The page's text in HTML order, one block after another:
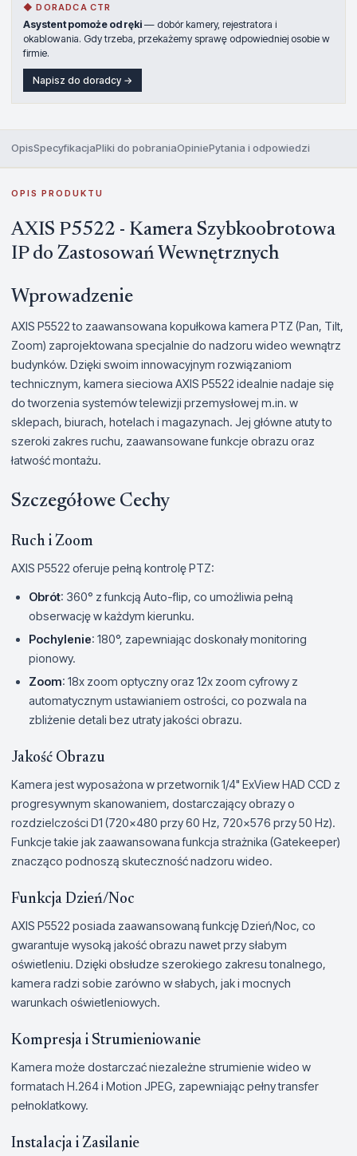
◆ DORADCA CTR
Asystent pomoże od ręki — dobór kamery, rejestratora i
okablowania. Gdy trzeba, przekażemy sprawę odpowiedniej osobie w
firmie.
Napisz do doradcy →
OpisSpecyfikacjaPliki do pobraniaOpiniePytania i odpowiedzi
OPIS PRODUKTU
AXIS P5522 - Kamera Szybkoobrotowa
IP do Zastosowań Wewnętrznych
Wprowadzenie
AXIS P5522 to zaawansowana kopułkowa kamera PTZ (Pan, Tilt,
Zoom) zaprojektowana specjalnie do nadzoru wideo wewnątrz
budynków. Dzięki swoim innowacyjnym rozwiązaniom
technicznym, kamera sieciowa AXIS P5522 idealnie nadaje się
do tworzenia systemów telewizji przemysłowej m.in. w
sklepach, biurach, hotelach i magazynach. Jej główne atuty to
szeroki zakres ruchu, zaawansowane funkcje obrazu oraz
łatwość montażu.
Szczegółowe Cechy
Ruch i Zoom
AXIS P5522 oferuje pełną kontrolę PTZ:
Obrót: 360° z funkcją Auto-flip, co umożliwia pełną
obserwację w każdym kierunku.
Pochylenie: 180°, zapewniając doskonały monitoring
pionowy.
Zoom: 18x zoom optyczny oraz 12x zoom cyfrowy z
automatycznym ustawianiem ostrości, co pozwala na
zbliżenie detali bez utraty jakości obrazu.
Jakość Obrazu
Kamera jest wyposażona w przetwornik 1/4" ExView HAD CCD z
progresywnym skanowaniem, dostarczający obrazy o
rozdzielczości D1 (720x480 przy 60 Hz, 720x576 przy 50 Hz).
Funkcje takie jak zaawansowana funkcja strażnika (Gatekeeper)
znacząco podnoszą skuteczność nadzoru wideo.
Funkcja Dzień/Noc
AXIS P5522 posiada zaawansowaną funkcję Dzień/Noc, co
gwarantuje wysoką jakość obrazu nawet przy słabym
oświetleniu. Dzięki obsłudze szerokiego zakresu tonalnego,
kamera radzi sobie zarówno w słabych, jak i mocnych
warunkach oświetleniowych.
Kompresja i Strumieniowanie
Kamera może dostarczać niezależne strumienie wideo w
formatach H.264 i Motion JPEG, zapewniając pełny transfer
pełnoklatkowy.
Instalacja i Zasilanie